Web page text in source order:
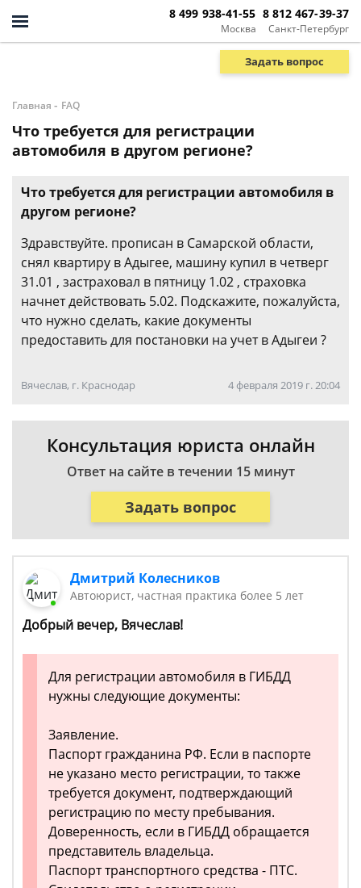
Москва
8 499 938-41-55
Санкт-Петербург
8 812 467-39-37
Задать вопрос
Главная - FAQ
Что требуется для регистрации
автомобиля в другом регионе?
Что требуется для регистрации автомобиля в
другом регионе?
Здравствуйте. прописан в Самарской области,
снял квартиру в Адыгее, машину купил в четверг
31.01 , застраховал в пятницу 1.02 , страховка
начнет действовать 5.02. Подскажите, пожалуйста,
что нужно сделать, какие документы
предоставить для постановки на учет в Адыгеи ?
Вячеслав, г. Краснодар 4 февраля 2019 г. 20:04
Консультация юриста онлайн
Ответ на сайте в течении 15 минут
Задать вопрос
Дмитрий Колесников
Автоюрист, частная практика более 5 лет
Добрый вечер, Вячеслав!
Для регистрации автомобиля в ГИБДД
нужны следующие документы:
Заявление.
Паспорт гражданина РФ. Если в паспорте
не указано место регистрации, то также
требуется документ, подтверждающий
регистрацию по месту пребывания.
Доверенность, если в ГИБДД обращается
представитель владельца.
Паспорт транспортного средства - ПТС.